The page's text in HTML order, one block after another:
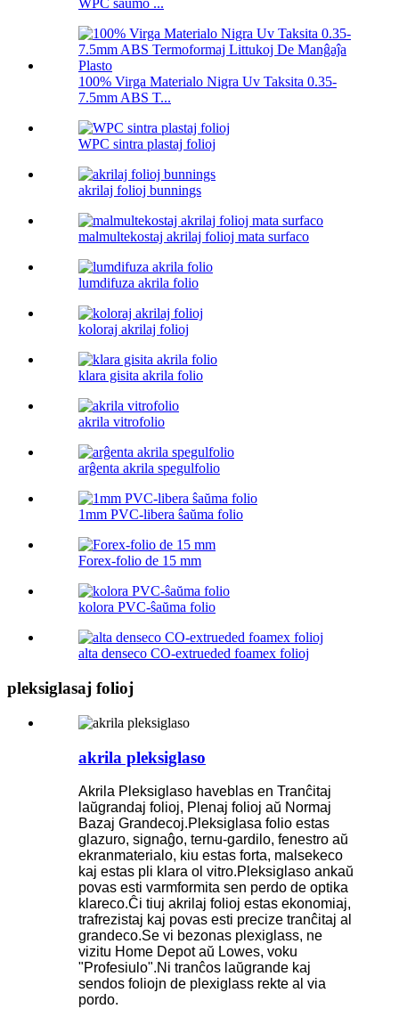
WPC ŝaŭmo ...
100% Virga Materialo Nigra Uv Taksita 0.35-
7.5mm ABS T...
WPC sintra plastaj folioj
akrilaj folioj bunnings
malmultekostaj akrilaj folioj mata surfaco
lumdifuza akrila folio
koloraj akrilaj folioj
klara gisita akrila folio
akrila vitrofolio
arĝenta akrila spegulfolio
1mm PVC-libera ŝaŭma folio
Forex-folio de 15 mm
kolora PVC-ŝaŭma folio
alta denseco CO-extrueded foamex folioj
pleksiglasaj folioj
akrila pleksiglaso
Akrila Pleksiglaso haveblas en Tranĉitaj
laŭgrandaj folioj, Plenaj folioj aŭ Normaj
Bazaj Grandecoj.Pleksiglasa folio estas
glazuro, signaĝo, ternu-gardilo, fenestro aŭ
ekranmaterialo, kiu estas forta, malsekeco
kaj estas pli klara ol vitro.Pleksiglaso ankaŭ
povas esti varmformita sen perdo de optika
klareco.Ĉi tiuj akrilaj folioj estas ekonomiaj,
trafrezistaj kaj povas esti precize tranĉitaj al
grandeco.Se vi bezonas plexiglass, ne
vizitu Home Depot aŭ Lowes, voku
"Profesiulo".Ni tranĉos laŭgrande kaj
sendos foliojn de plexiglass rekte al via
pordo.